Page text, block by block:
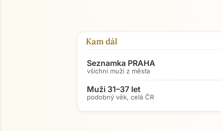
Kam dál
Seznamka PRAHA
všichni muži z města
Muži 31–37 let
podobný věk, celá ČR